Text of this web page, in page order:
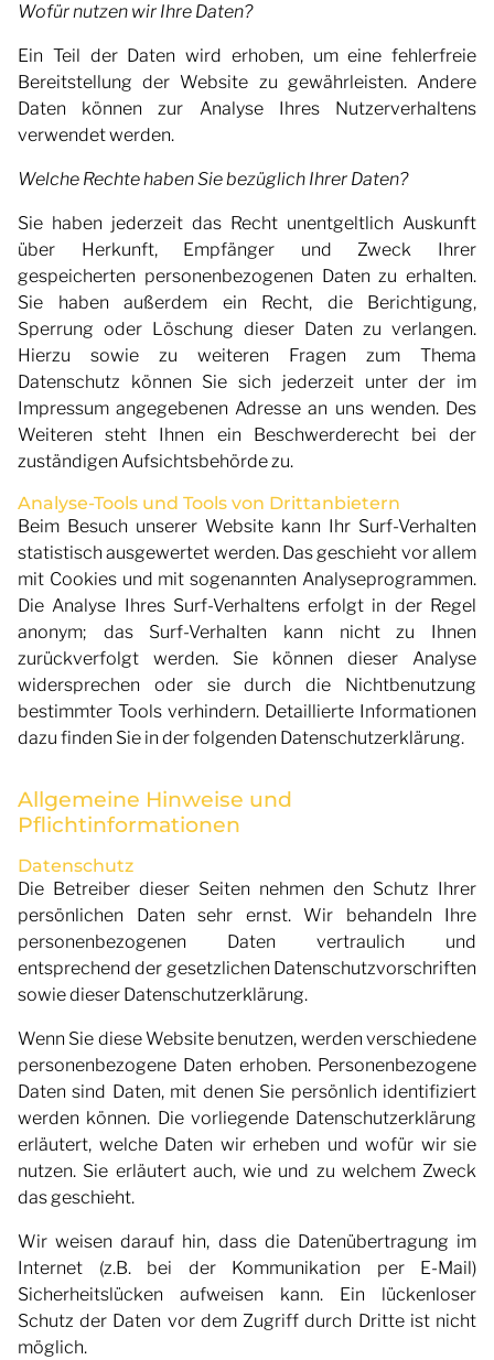
Wofür nutzen wir Ihre Daten?
Ein Teil der Daten wird erhoben, um eine fehlerfreie
Bereitstellung der Website zu gewährleisten. Andere
Daten können zur Analyse Ihres Nutzerverhaltens
verwendet werden.
Welche Rechte haben Sie bezüglich Ihrer Daten?
Sie haben jederzeit das Recht unentgeltlich Auskunft
über Herkunft, Empfänger und Zweck Ihrer
gespeicherten personenbezogenen Daten zu erhalten.
Sie haben außerdem ein Recht, die Berichtigung,
Sperrung oder Löschung dieser Daten zu verlangen.
Hierzu sowie zu weiteren Fragen zum Thema
Datenschutz können Sie sich jederzeit unter der im
Impressum angegebenen Adresse an uns wenden. Des
Weiteren steht Ihnen ein Beschwerderecht bei der
zuständigen Aufsichtsbehörde zu.
Analyse-Tools und Tools von Drittanbietern
Beim Besuch unserer Website kann Ihr Surf-Verhalten
statistisch ausgewertet werden. Das geschieht vor allem
mit Cookies und mit sogenannten Analyseprogrammen.
Die Analyse Ihres Surf-Verhaltens erfolgt in der Regel
anonym; das Surf-Verhalten kann nicht zu Ihnen
zurückverfolgt werden. Sie können dieser Analyse
widersprechen oder sie durch die Nichtbenutzung
bestimmter Tools verhindern. Detaillierte Informationen
dazu finden Sie in der folgenden Datenschutzerklärung.
Allgemeine Hinweise und
Pflichtinformationen
Datenschutz
Die Betreiber dieser Seiten nehmen den Schutz Ihrer
persönlichen Daten sehr ernst. Wir behandeln Ihre
personenbezogenen Daten vertraulich und
entsprechend der gesetzlichen Datenschutzvorschriften
sowie dieser Datenschutzerklärung.
Wenn Sie diese Website benutzen, werden verschiedene
personenbezogene Daten erhoben. Personenbezogene
Daten sind Daten, mit denen Sie persönlich identifiziert
werden können. Die vorliegende Datenschutzerklärung
erläutert, welche Daten wir erheben und wofür wir sie
nutzen. Sie erläutert auch, wie und zu welchem Zweck
das geschieht.
Wir weisen darauf hin, dass die Datenübertragung im
Internet (z.B. bei der Kommunikation per E-Mail)
Sicherheitslücken aufweisen kann. Ein lückenloser
Schutz der Daten vor dem Zugriff durch Dritte ist nicht
möglich.